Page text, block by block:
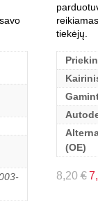
reikiamas
tiekėjų.
(OE)
8,20€